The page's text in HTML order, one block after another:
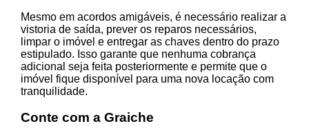
Mesmo em acordos amigáveis, é necessário realizar a
vistoria de saída, prever os reparos necessários,
limpar o imóvel e entregar as chaves dentro do prazo
estipulado. Isso garante que nenhuma cobrança
adicional seja feita posteriormente e permite que o
imóvel fique disponível para uma nova locação com
tranquilidade.
Conte com a Graiche